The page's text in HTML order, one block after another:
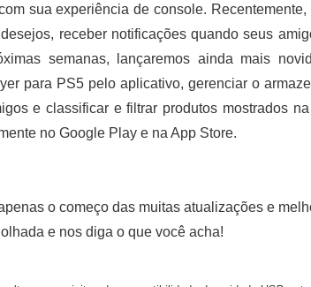
sua experiência de console.
desejos, receber notificações quando seus
semanas, lançaremos ainda mais
para PS5 pelo aplicativo, gerenciar o
e classificar e filtrar produtos mostrados
no Google Play e na App Store.
o começo das muitas atualizações e
e nos diga o que você acha!